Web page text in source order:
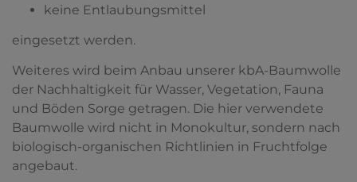
keine Entlaubungsmittel
eingesetzt werden.
Weiteres wird beim Anbau unserer kbA-Baumwolle
der Nachhaltigkeit für Wasser, Vegetation, Fauna
und Böden Sorge getragen. Die hier verwendete
Baumwolle wird nicht in Monokultur, sondern nach
biologisch-organischen Richtlinien in Fruchtfolge
angebaut.